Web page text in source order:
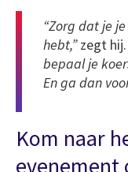
“Zorg dat je
hebt,”zegt hij.
bepaal je
En ga dan
Kom naar
evenement